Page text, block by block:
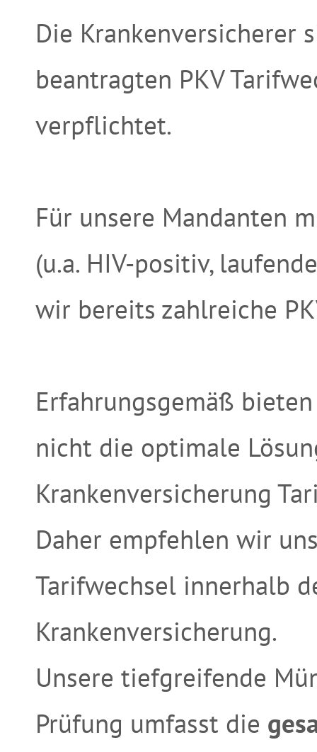
Die Krankenversicherer
beantragten PKV
verpflichtet.
Für unsere Mandanten
(u.a. HIV-positiv,
wir bereits zahlreiche
Erfahrungsgemäß
nicht die optimale
Krankenversicherung
Daher empfehlen wir
Tarifwechsel innerhalb
Krankenversicherung.
Unsere tiefgreifende
Prüfung umfasst die